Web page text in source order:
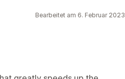
Bearbeitet am 6. Februar 2023